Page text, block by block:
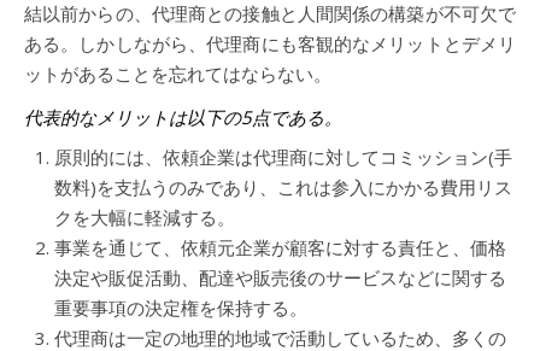
結以前からの、代理商との接触と人間関係の構築が不可欠で
ある。しかしながら、代理商にも客観的なメリットとデメリ
ットがあることを忘れてはならない。
代表的なメリットは以下の5点である。
原則的には、依頼企業は代理商に対してコミッション(手
数料)を支払うのみであり、これは参入にかかる費用リス
クを大幅に軽減する。
事業を通じて、依頼元企業が顧客に対する責任と、価格
決定や販促活動、配達や販売後のサービスなどに関する
重要事項の決定権を保持する。
代理商は一定の地理的地域で活動しているため、多くの